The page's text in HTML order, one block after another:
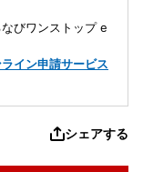
びワンストップ e
イン申請サービス
シェアする